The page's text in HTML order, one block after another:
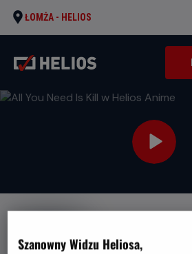
ŁOMŻA - HELIOS
Szanowny Widzu Heliosa,